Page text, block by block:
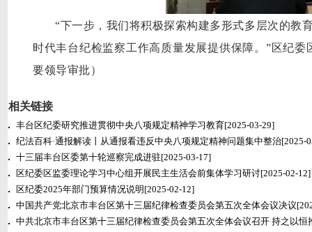
“下一步，我们将积极探索构建多形式多层次的教
时代丰台纪检监察工作高质量发展提供保障。 ”区纪委
要领导审批）
相关链接
丰台区纪委研究推进贯彻中央八项规定精神学习教育[2025-03-29]
纪法百科·通报解读丨从通报看违反中央八项规定精神问题集中整治[2025-
十三届丰台区委第十轮巡察完成进驻[2025-03-17]
区纪委区监委理论学习中心组开展民主生活会前集体学习研讨[2025-02-12]
区纪委2025年部门预算情况说明 [2025-02-12]
中国共产党北京市丰台区第十三届纪律检查委员会第五次全体会议决议
中共北京市丰台区第十三届纪律检查委员会第五次全体会议召开 持之以